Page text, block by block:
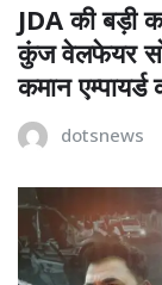
JDA की बड़ी
कुंज वेलफेयर
कमान
dotsnews